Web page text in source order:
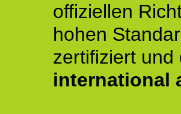
offiziellen
hohen
zertifiziert und
international